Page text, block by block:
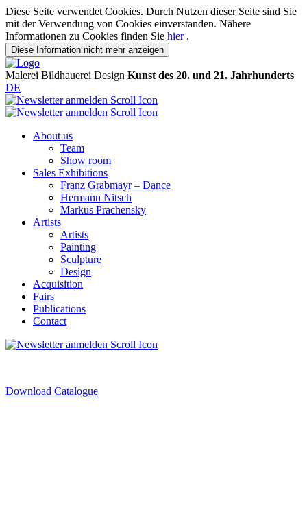
Diese Seite verwendet Cookies. Durch Nutzen dieser Seite sind Sie
mit der Verwendung von Cookies einverstanden. Nähere
Informationen zu Cookies finden Sie hier .
Diese Information nicht mehr anzeigen
Malerei Bildhauerei Design Kunst des 20. und 21. Jahrhunderts
DE
About us
Team
Show room
Sales Exhibitions
Franz Grabmayr – Dance
Hermann Nitsch
Markus Prachensky
Artists
Artists
Painting
Sculpture
Design
Acquisition
Fairs
Publications
Contact
Download Catalogue